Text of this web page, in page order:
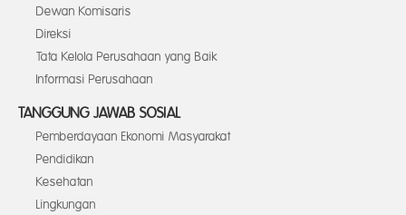
Dewan Komisaris
Direksi
Tata Kelola Perusahaan yang Baik
Informasi Perusahaan
TANGGUNG JAWAB SOSIAL
Pemberdayaan Ekonomi Masyarakat
Pendidikan
Kesehatan
Lingkungan